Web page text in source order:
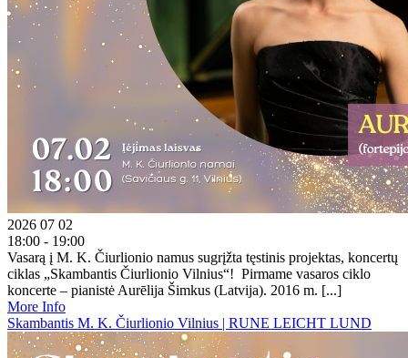
2026 07 02
18:00 - 19:00
Vasarą į M. K. Čiurlionio namus sugrįžta tęstinis projektas, koncertų
ciklas „Skambantis Čiurlionio Vilnius“! Pirmame vasaros ciklo
koncerte – pianistė Aurēlija Šimkus (Latvija). 2016 m. [...]
More Info
Skambantis M. K. Čiurlionio Vilnius | RUNE LEICHT LUND